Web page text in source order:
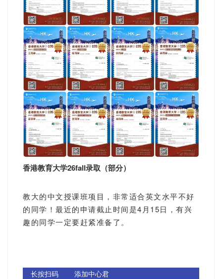
香港教育大学26fall录取（部分）
教大的中文授课班项目，非常适合英文水平不好
的同学！最近的申请截止时间是4月15日，有兴
趣的同学一定要赶紧准备了。
长按扫码 添加中心君